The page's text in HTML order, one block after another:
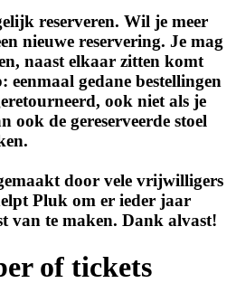
reserveren. Wil je meer
nieuwe reservering. Je mag
naast elkaar zitten komt
gedane bestellingen
ook niet als je
ook de gereserveerde stoel
door vele vrijwilligers
Pluk om er ieder jaar
van te maken. Dank alvast!
of tickets